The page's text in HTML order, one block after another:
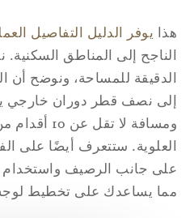
يوفر الدليل التفاصيل العملية
إلى المناطق السكنية.
للمساحة، ونوضح أن
ومسافة لا تقل عن 10
ستتعرف أيضًا على الفرق
جانب الرصيف واستخدام
يساعدك على تخطيط